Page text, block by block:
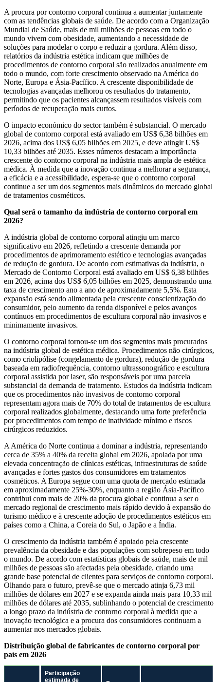
A procura por contorno corporal continua a aumentar juntamente
com as tendências globais de saúde. De acordo com a Organização
Mundial de Saúde, mais de mil milhões de pessoas em todo o
mundo vivem com obesidade, aumentando a necessidade de
soluções para modelar o corpo e reduzir a gordura. Além disso,
relatórios da indústria estética indicam que milhões de
procedimentos de contorno corporal são realizados anualmente em
todo o mundo, com forte crescimento observado na América do
Norte, Europa e Ásia-Pacífico. A crescente disponibilidade de
tecnologias avançadas melhorou os resultados do tratamento,
permitindo que os pacientes alcançassem resultados visíveis com
períodos de recuperação mais curtos.
O impacto económico do sector também é substancial. O mercado
global de contorno corporal está avaliado em US$ 6,38 bilhões em
2026, acima dos US$ 6,05 bilhões em 2025, e deve atingir US$
10,33 bilhões até 2035. Esses números destacam a importância
crescente do contorno corporal na indústria mais ampla de estética
médica. À medida que a inovação continua a melhorar a segurança,
a eficácia e a acessibilidade, espera-se que o contorno corporal
continue a ser um dos segmentos mais dinâmicos do mercado global
de tratamentos cosméticos.
Qual será o tamanho da indústria de contorno corporal em
2026?
A indústria global de contorno corporal atingiu um marco
significativo em 2026, refletindo a crescente demanda por
procedimentos de aprimoramento estético e tecnologias avançadas
de redução de gordura. De acordo com estimativas da indústria, o
Mercado de Contorno Corporal está avaliado em US$ 6,38 bilhões
em 2026, acima dos US$ 6,05 bilhões em 2025, demonstrando uma
taxa de crescimento ano a ano de aproximadamente 5,5%. Esta
expansão está sendo alimentada pela crescente conscientização do
consumidor, pelo aumento da renda disponível e pelos avanços
contínuos em procedimentos de escultura corporal não invasivos e
minimamente invasivos.
O contorno corporal tornou-se um dos segmentos mais procurados
na indústria global de estética médica. Procedimentos não cirúrgicos,
como criolipólise (congelamento de gordura), redução de gordura
baseada em radiofrequência, contorno ultrassonográfico e escultura
corporal assistida por laser, são responsáveis ​​por uma parcela
substancial da demanda de tratamento. Estudos da indústria indicam
que os procedimentos não invasivos de contorno corporal
representam agora mais de 70% do total de tratamentos de escultura
corporal realizados globalmente, destacando uma forte preferência
por procedimentos com tempo de inatividade mínimo e riscos
cirúrgicos reduzidos.
A América do Norte continua a dominar a indústria, representando
cerca de 35% a 40% da receita global em 2026, apoiada por uma
elevada concentração de clínicas estéticas, infraestruturas de saúde
avançadas e fortes gastos dos consumidores em tratamentos
cosméticos. A Europa segue com uma quota de mercado estimada
em aproximadamente 25%-30%, enquanto a região Ásia-Pacífico
contribui com mais de 20% da procura global e continua a ser o
mercado regional de crescimento mais rápido devido à expansão do
turismo médico e à crescente adoção de procedimentos estéticos em
países como a China, a Coreia do Sul, o Japão e a Índia.
O crescimento da indústria também é apoiado pela crescente
prevalência da obesidade e das populações com sobrepeso em todo
o mundo. De acordo com estatísticas globais de saúde, mais de mil
milhões de pessoas são afectadas pela obesidade, criando uma
grande base potencial de clientes para serviços de contorno corporal.
Olhando para o futuro, prevê-se que o mercado atinja 6,73 mil
milhões de dólares em 2027 e se expanda ainda mais para 10,33 mil
milhões de dólares até 2035, sublinhando o potencial de crescimento
a longo prazo da indústria de contorno corporal à medida que a
inovação tecnológica e a procura dos consumidores continuam a
aumentar nos mercados globais.
Distribuição global de fabricantes de contorno corporal por
país em 2026
Participação
estimada de